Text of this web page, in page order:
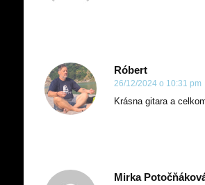
Róbert
26/12/2024 o 10:31 pm
Krásna gitara a
Mirka